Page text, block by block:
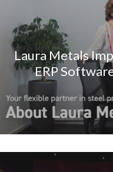
Laura Metals
ERP